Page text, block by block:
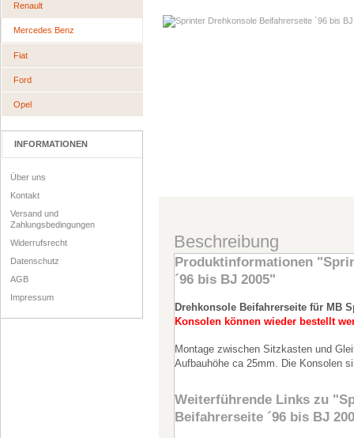
Renault
Mercedes Benz
Fiat
Ford
Opel
INFORMATIONEN
Über uns
Kontakt
Versand und
Zahlungsbedingungen
Widerrufsrecht
Datenschutz
AGB
Impressum
Beschreibung
Produktinformationen
´96 bis BJ 2005"
Drehkonsole Beifahrerseite für MB
Konsolen können wieder bestellt
Montage zwischen Sitzkasten und
Aufbauhöhe ca 25mm. Die Konsolen
Weiterführende Links zu
Beifahrerseite ´96 bis BJ